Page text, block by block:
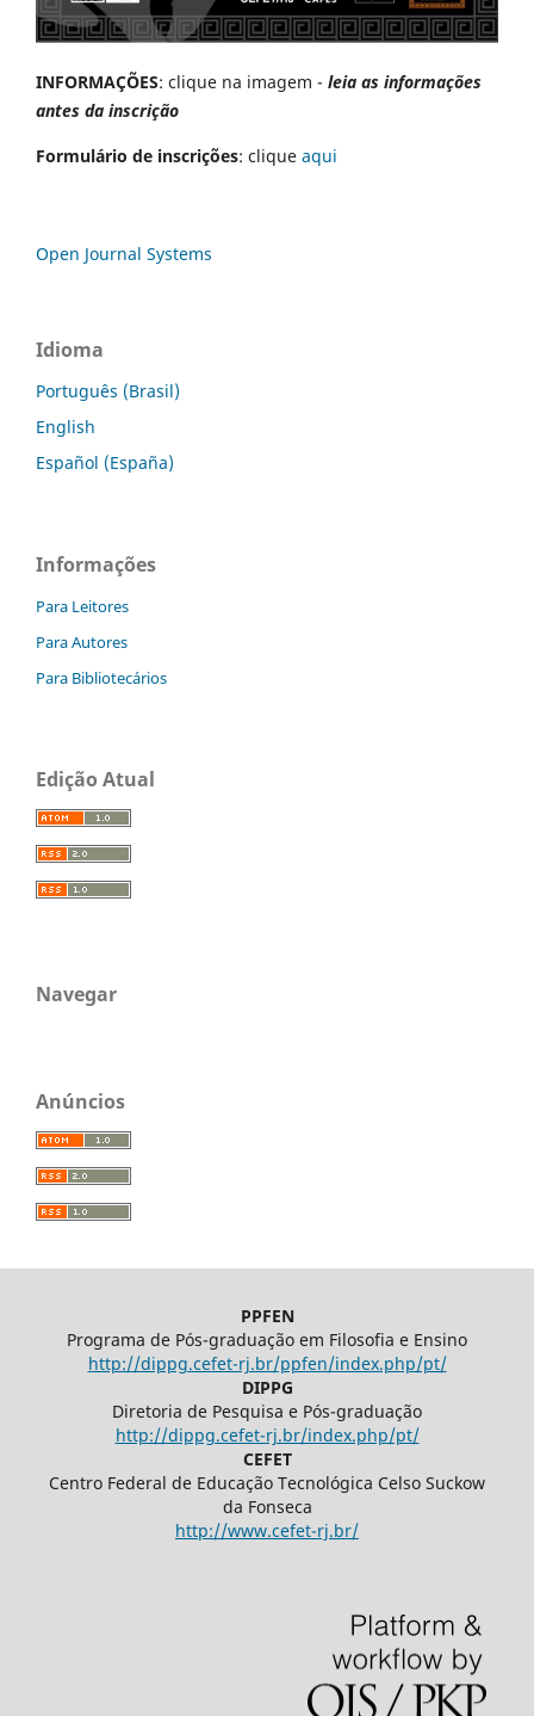
INFORMAÇÕES: clique na imagem - leia as informações
antes da inscrição
Formulário de inscrições: clique aqui
Open Journal Systems
Idioma
Português (Brasil)
English
Español (España)
Informações
Para Leitores
Para Autores
Para Bibliotecários
Edição Atual
Navegar
Anúncios
PPFEN
Programa de Pós-graduação em Filosofia e Ensino
http://dippg.cefet-rj.br/ppfen/index.php/pt/
DIPPG
Diretoria de Pesquisa e Pós-graduação
http://dippg.cefet-rj.br/index.php/pt/
CEFET
Centro Federal de Educação Tecnológica Celso Suckow
da Fonseca
http://www.cefet-rj.br/